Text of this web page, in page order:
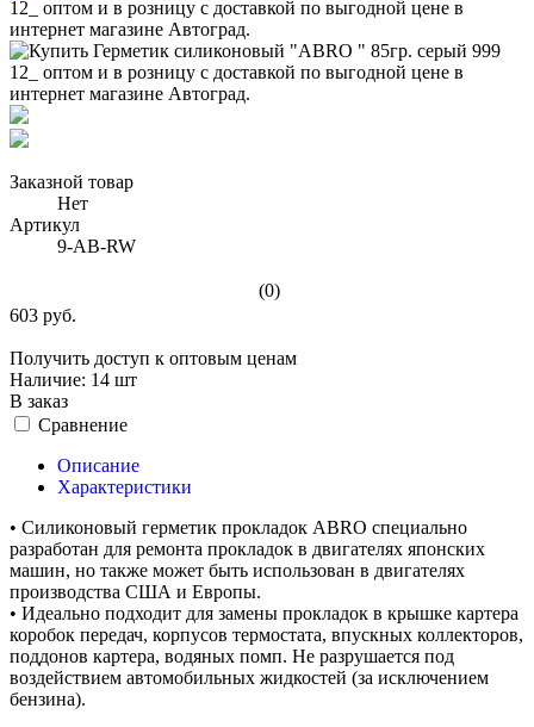
Заказной товар
Нет
Артикул
9-AB-RW
(0)
603 руб.
Получить доступ к оптовым ценам
Наличие: 14 шт
В заказ
Сравнение
Описание
Характеристики
• Силиконовый герметик прокладок ABRO специально
разработан для ремонта прокладок в двигателях японских
машин, но также может быть использован в двигателях
производства США и Европы.
• Идеально подходит для замены прокладок в крышке картера
коробок передач, корпусов термостата, впускных коллекторов,
поддонов картера, водяных помп. Не разрушается под
воздействием автомобильных жидкостей (за исключением
бензина).